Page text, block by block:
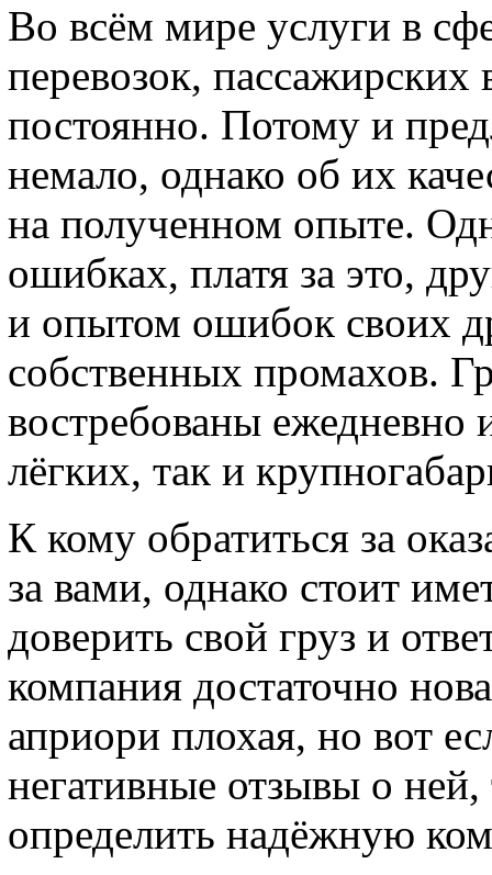
Во всём мире услуги в
перевозок, пассажирских
постоянно. Потому и
немало, однако об их
на полученном опыте.
ошибках, платя за это,
и опытом ошибок своих
собственных промахов.
востребованы ежедневно
лёгких, так и
К кому обратиться за
за вами, однако стоит
доверить свой груз и
компания достаточно
априори плохая, но вот
негативные отзывы о ней,
определить надёжную